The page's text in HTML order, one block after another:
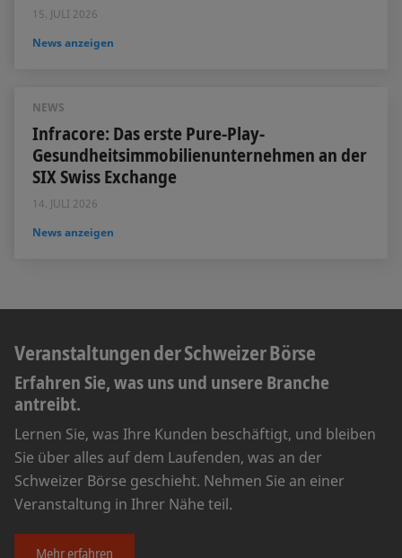
15. JULI 2026
News anzeigen
NEWS
Infracore: Das erste Pure-Play-
Gesundheitsimmobilienunternehmen an der
SIX Swiss Exchange
14. JULI 2026
News anzeigen
Veranstaltungen der Schweizer Börse
Erfahren Sie, was uns und unsere Branche
antreibt.
Lernen Sie, was Ihre Kunden beschäftigt, und bleiben
Sie über alles auf dem Laufenden, was an der
Schweizer Börse geschieht. Nehmen Sie an einer
Veranstaltung in Ihrer Nähe teil.
Mehr erfahren